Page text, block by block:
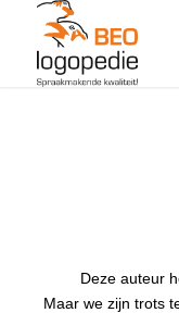
Deze auteur
Maar we zijn trots